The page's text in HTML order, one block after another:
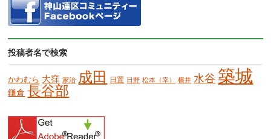
投稿者名で検索
かわむら 大窪 家治 成田 日置 日野 松本（幸） 横井 水谷 築城
鎌倉 長谷部